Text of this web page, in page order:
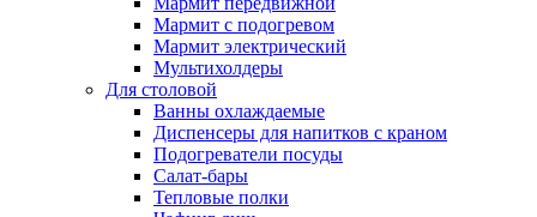
Мармит с подогревом
Мармит электрический
Мультихолдеры
Для столовой
Ванны охлаждаемые
Диспенсеры для напитков с краном
Подогреватели посуды
Салат-бары
Тепловые полки